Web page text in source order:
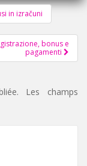
in izračuni
bonus e
pagamenti
Les champs